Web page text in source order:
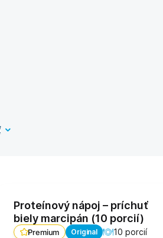
Proteínový nápoj – príchuť
biely marcipán (10 porcií)
Premium Original
10 porcií